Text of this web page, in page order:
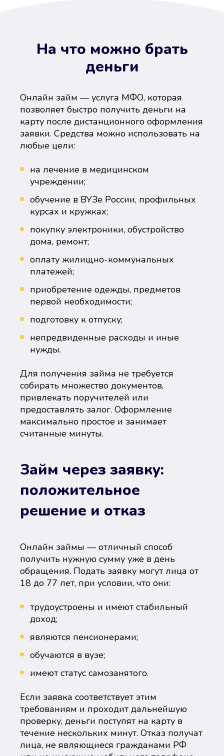
На что можно брать
деньги
Онлайн займ — услуга МФО, которая
позволяет быстро получить деньги на
карту после дистанционного оформления
заявки. Средства можно использовать на
любые цели:
на лечение в медицинском
учреждении;
обучение в ВУЗе России, профильных
курсах и кружках;
покупку электроники, обустройство
дома, ремонт;
оплату жилищно-коммунальных
платежей;
приобретение одежды, предметов
первой необходимости;
подготовку к отпуску;
непредвиденные расходы и иные
нужды.
Для получения займа не требуется
собирать множество документов,
привлекать поручителей или
предоставлять залог. Оформление
максимально простое и занимает
считанные минуты.
Займ через заявку:
положительное
решение и отказ
Онлайн займы — отличный способ
получить нужную сумму уже в день
обращения. Подать заявку могут лица от
18 до 77 лет, при условии, что они:
трудоустроены и имеют стабильный
доход;
являются пенсионерами;
обучаются в вузе;
имеют статус самозанятого.
Если заявка соответствует этим
требованиям и проходит дальнейшую
проверку, деньги поступят на карту в
течение нескольких минут. Отказ получат
лица, не являющиеся гражданами РФ